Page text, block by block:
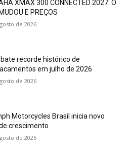
XMAX 300 CONNECTED 2027: O
E PREÇOS
de 2026
bate recorde histórico de
em julho de 2026
de 2026
Motorcycles Brasil inicia novo
crescimento
de 2026